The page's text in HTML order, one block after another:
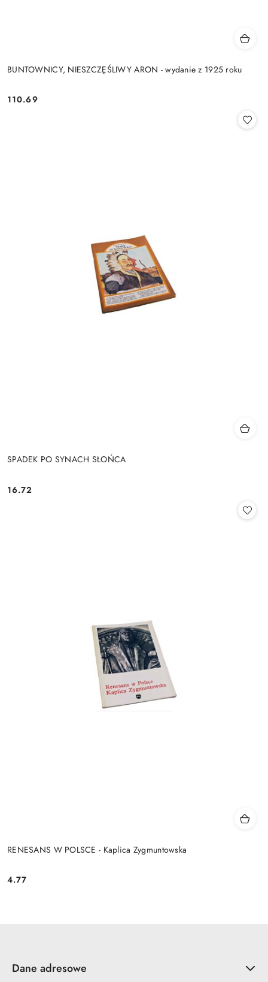
BUNTOWNICY, NIESZCZĘŚLIWY ARON - wydanie z 1925 roku
Cena:
110.69
SPADEK PO SYNACH SŁOŃCA
Cena:
16.72
RENESANS W POLSCE - Kaplica Zygmuntowska
Cena:
4.77
Dane adresowe